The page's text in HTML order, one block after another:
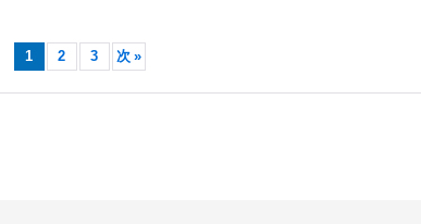
1 2 3 次 »